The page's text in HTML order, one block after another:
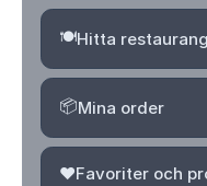
🍽️Hitta restaurang
📦Mina order
❤️Favoriter och